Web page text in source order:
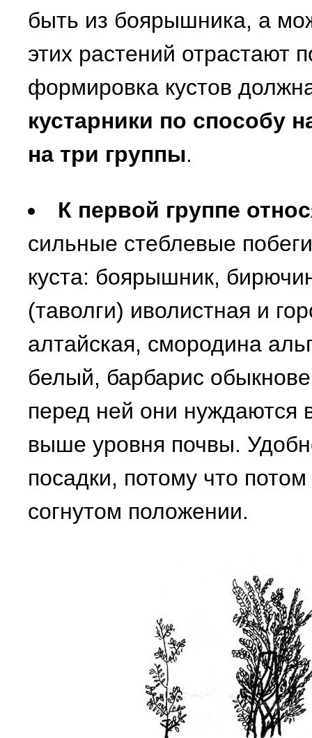
быть из боярышника, а
этих растений отрастают
формировка кустов
кустарники по способу
на три группы.
К первой группе
сильные стеблевые
куста: боярышник,
(таволги) иволистная и
алтайская, смородина
белый, барбарис
перед ней они нуждаются
выше уровня почвы.
посадки, потому что
согнутом положении.